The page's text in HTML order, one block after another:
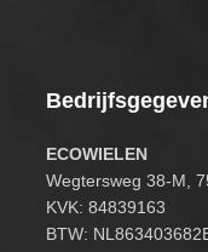
ECOWIELEN
Wegtersweg 38-M,
KVK: 84839163
BTW: